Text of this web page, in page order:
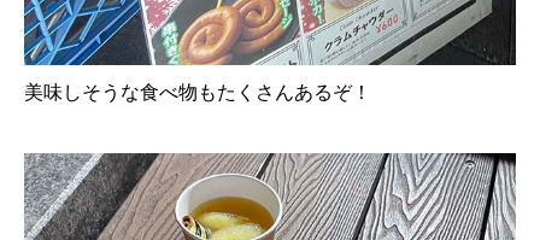
美味しそうな食べ物もたくさんあるぞ！